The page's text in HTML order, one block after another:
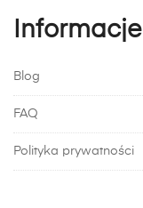
Informacje
Blog
FAQ
Polityka prywatności